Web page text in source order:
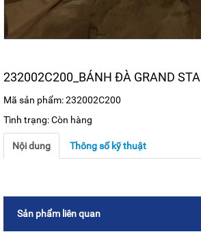
232002C200_BÁNH ĐÀ GRAND
Mã sản phẩm: 232002C200
Tình trạng: Còn hàng
Nội dung Thông số kỹ thuật
Sản phẩm liên quan